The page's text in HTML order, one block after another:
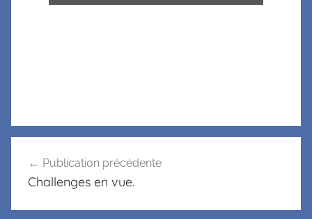
Publication précédente
Challenges en vue.